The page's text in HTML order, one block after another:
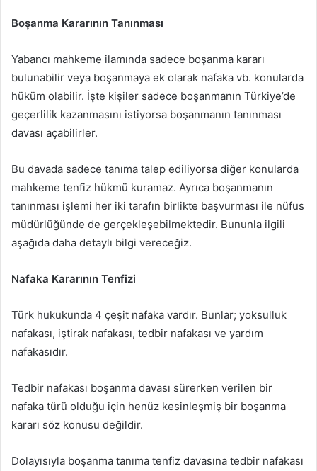
Boşanma Kararının Tanınması
Yabancı mahkeme ilamında sadece boşanma kararı
bulunabilir veya boşanmaya ek olarak nafaka vb. konularda
hüküm olabilir. İşte kişiler sadece boşanmanın Türkiye’de
geçerlilik kazanmasını istiyorsa boşanmanın tanınması
davası açabilirler.
Bu davada sadece tanıma talep ediliyorsa diğer konularda
mahkeme tenfiz hükmü kuramaz. Ayrıca boşanmanın
tanınması işlemi her iki tarafın birlikte başvurması ile nüfus
müdürlüğünde de gerçekleşebilmektedir. Bununla ilgili
aşağıda daha detaylı bilgi vereceğiz.
Nafaka Kararının Tenfizi
Türk hukukunda 4 çeşit nafaka vardır. Bunlar; yoksulluk
nafakası, iştirak nafakası, tedbir nafakası ve yardım
nafakasıdır.
Tedbir nafakası boşanma davası sürerken verilen bir
nafaka türü olduğu için henüz kesinleşmiş bir boşanma
kararı söz konusu değildir.
Dolayısıyla boşanma tanıma tenfiz davasına tedbir nafakası